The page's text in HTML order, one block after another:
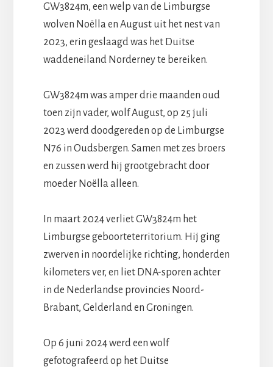
GW3824m, een welp van de Limburgse
wolven Noëlla en August uit het nest van
2023, erin geslaagd was het Duitse
waddeneiland Norderney te bereiken.
GW3824m was amper drie maanden oud
toen zijn vader, wolf August, op 25 juli
2023 werd doodgereden op de Limburgse
N76 in Oudsbergen. Samen met zes broers
en zussen werd hij grootgebracht door
moeder Noëlla alleen.
In maart 2024 verliet GW3824m het
Limburgse geboorteterritorium. Hij ging
zwerven in noordelijke richting, honderden
kilometers ver, en liet DNA-sporen achter
in de Nederlandse provincies Noord-
Brabant, Gelderland en Groningen.
Op 6 juni 2024 werd een wolf
gefotografeerd op het Duitse